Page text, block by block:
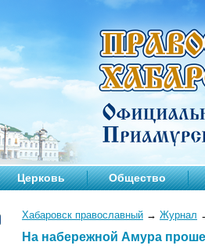
Церковь Общество
Хабаровск православный → Журнал
На набережной Амура